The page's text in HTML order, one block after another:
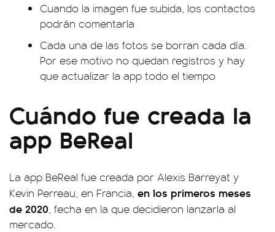
Cuando la imagen fue subida, los contactos
podrán comentarla
Cada una de las fotos se borran cada día.
Por ese motivo no quedan registros y hay
que actualizar la app todo el tiempo
Cuándo fue creada la
app BeReal
La app BeReal fue creada por Alexis Barreyat y
Kevin Perreau, en Francia, en los primeros meses
de 2020, fecha en la que decidieron lanzarla al
mercado.